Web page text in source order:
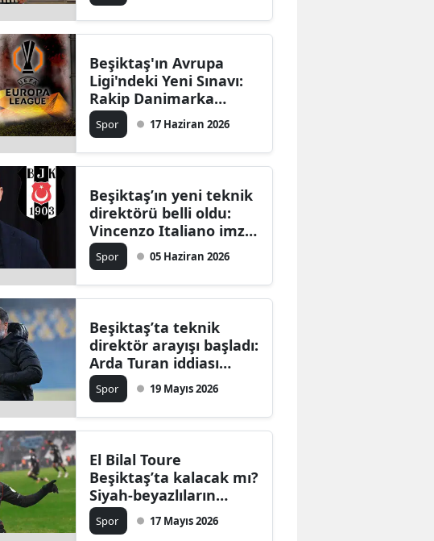
Beşiktaş'ın Avrupa
Ligi'ndeki Yeni Sınavı:
Rakip Danimarka
Temsilcisi Midtjylland!
Spor 17 Haziran 2026
Beşiktaş’ın yeni teknik
direktörü belli oldu:
Vincenzo Italiano imza
için İstanbul’a geliyor
Spor 05 Haziran 2026
Beşiktaş’ta teknik
direktör arayışı başladı:
Arda Turan iddiası
gündemde
Spor 19 Mayıs 2026
El Bilal Toure
Beşiktaş’ta kalacak mı?
Siyah-beyazlıların
teklifini reddettiği
iddia edildi
Spor 17 Mayıs 2026